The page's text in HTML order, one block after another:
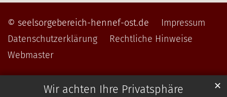
Wir achten Ihre Privatsphäre ✕
© seelsorgebereich-hennef-ost.de
Impressum
Datenschutzerklärung
Rechtliche Hinweise
Webmaster